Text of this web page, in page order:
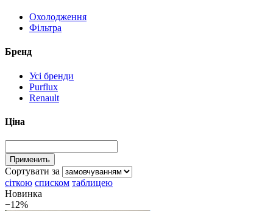
Охолодження
Фільтра
Бренд
Усі бренди
Purflux
Renault
Ціна
Сортувати за
сіткою списком таблицею
Новинка
−12%